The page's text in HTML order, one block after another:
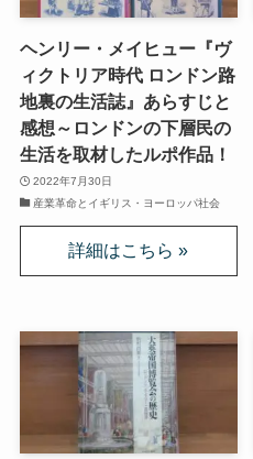
親鸞とドストエフスキー
連載「『カラマーゾフの
上巻
連載「『レ・ミゼラブル
第一部
ドストエフスキー作品
ドストエフスキー伝記
ヘンリー・メイヒュー『ヴ
ィクトリア時代 ロンドン路
地裏の生活誌』あらすじと
感想～ロンドンの下層民の
生活を取材したルポ作品！
2022年7月30日
産業革命とイギリス・ヨーロッパ社会